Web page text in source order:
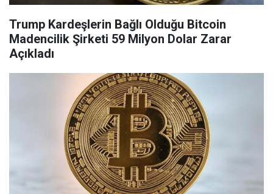
Trump Kardeşlerin Bağlı Olduğu Bitcoin
Madencilik Şirketi 59 Milyon Dolar Zarar
Açıkladı